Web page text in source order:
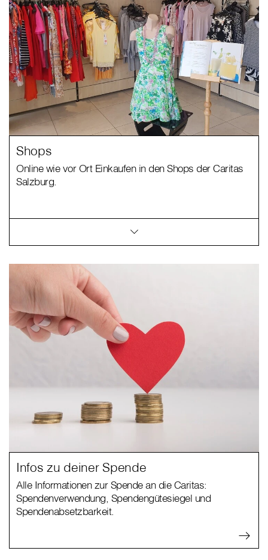
Shops
Online wie vor Ort Einkaufen in den Shops der Caritas
Salzburg.
Infos zu deiner Spende
Alle Informationen zur Spende an die Caritas:
Spendenverwendung, Spendengütesiegel und
Spendenabsetzbarkeit.